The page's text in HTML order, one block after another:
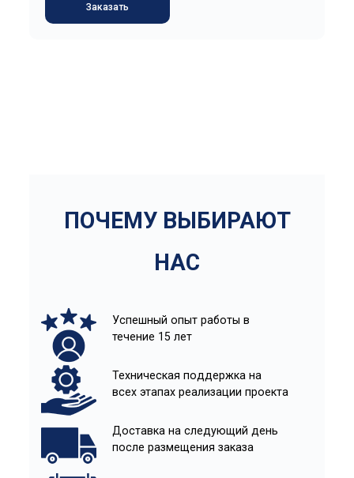
Заказать
ПОЧЕМУ ВЫБИРАЮТ
НАС
Успешный опыт работы в
течение 15 лет
Техническая поддержка на
всех этапах реализации проекта
Доставка на следующий день
после размещения заказа